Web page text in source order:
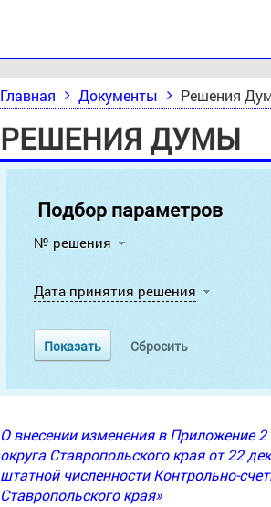
Главная Документы Решения
РЕШЕНИЯ ДУМЫ
Подбор параметров
№ решения
Дата принятия решения
О внесении изменения в Приложение
округа Ставропольского края от 22
штатной численности Контрольно-
Ставропольского края»